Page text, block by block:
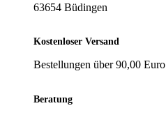
63654 Büdingen
Kostenloser Versand
Bestellungen über 90,00 Euro
Beratung